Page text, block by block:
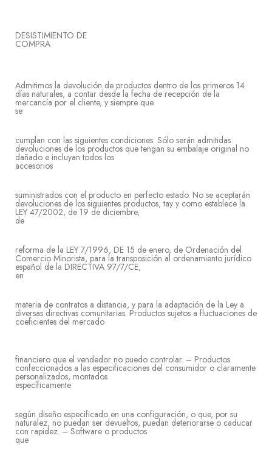
DESISTIMIENTO DE
Admitimos la devolución de productos dentro de los primeros 14
días naturales, a contar desde la fecha de recepción de la
mercancía por el cliente, y siempre que
cumplan con las siguientes condiciones: Sólo serán admitidas
devoluciones de los productos que tengan su embalaje original no
dañado e incluyan todos los
suministrados con el producto en perfecto estado. No se aceptarán
devoluciones de los siguientes productos, tay y como establece la
LEY 47/2002, de 19 de diciembre,
reforma de la LEY 7/1996, DE 15 de enero, de Ordenación del
Comercio Minorista, para la transposición al ordenamiento jurídico
español de la DIRECTIVA 97/7/CE,
materia de contratos a distancia, y para la adaptación de la Ley a
diversas directivas comunitarias. Productos sujetos a fluctuaciones de
coeficientes del mercado
financiero que el vendedor no puedo controlar. – Productos
confeccionados a las especificaciones del consumidor o claramente
personalizados, montados
según diseño especificado en una configuración, o que, por su
naturalez, no puedan ser devueltos, puedan deteriorarse o caducar
con rapidez. – Software o productos